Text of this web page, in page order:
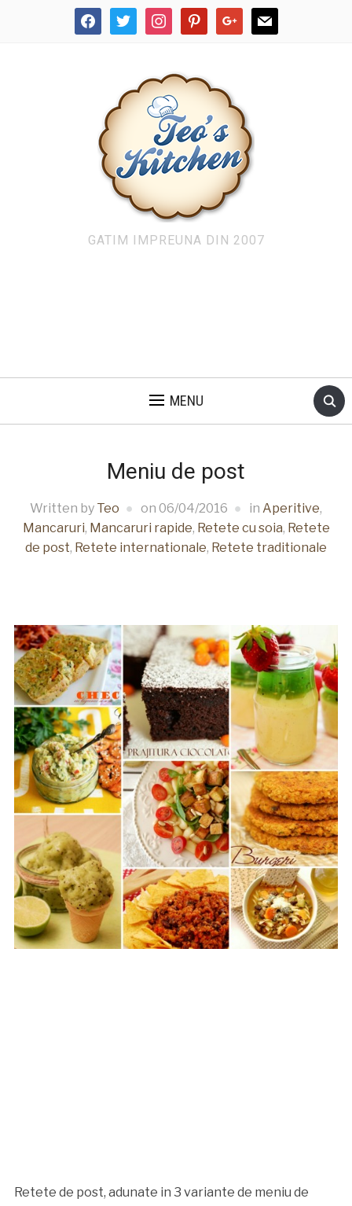
facebooktwitter instagrampinterestgoogle mail
GATIM IMPREUNA DIN 2007
MENU
Meniu de post
Written by Teo on 06/04/2016 in Aperitive,
Mancaruri, Mancaruri rapide, Retete cu soia, Retete
de post, Retete internationale, Retete traditionale
Retete de post, adunate in 3 variante de meniu de